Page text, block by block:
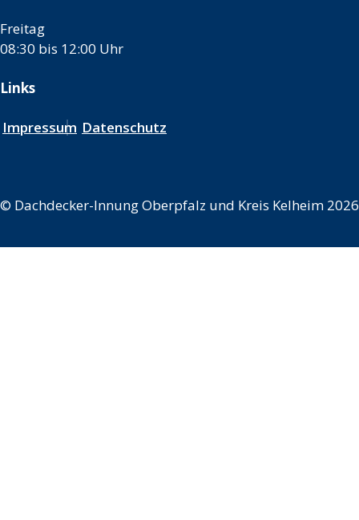
Freitag
08:30 bis 12:00 Uhr
Links
Impressum Datenschutz
© Dachdecker-Innung Oberpfalz und Kreis Kelheim 2026